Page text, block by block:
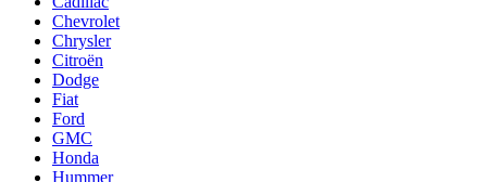
Chevrolet
Chrysler
Citroën
Dodge
Fiat
Ford
GMC
Honda
Hummer